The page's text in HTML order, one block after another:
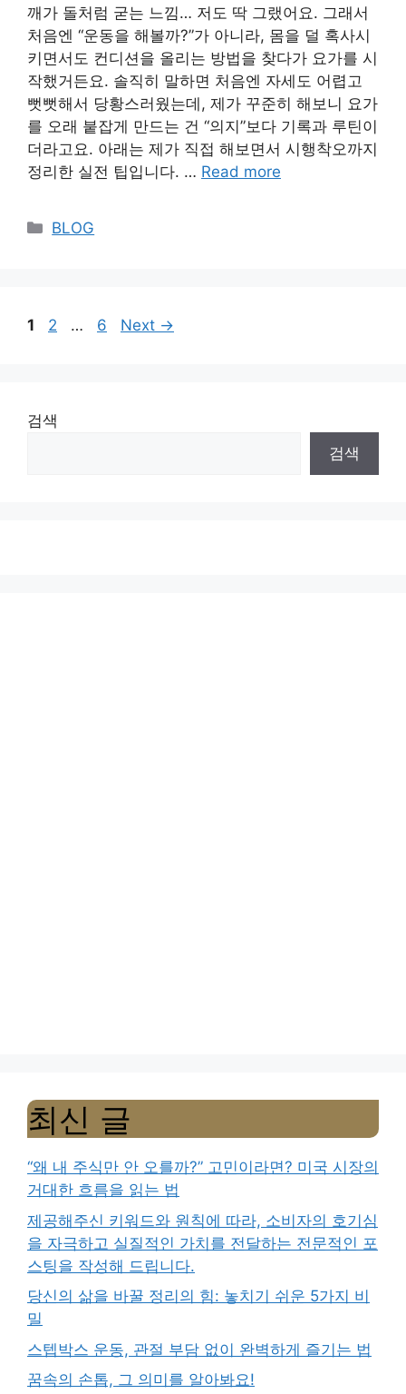
깨가 돌처럼 굳는 느낌… 저도 딱 그랬어요. 그래서
처음엔 “운동을 해볼까?”가 아니라, 몸을 덜 혹사시
키면서도 컨디션을 올리는 방법을 찾다가 요가를 시
작했거든요. 솔직히 말하면 처음엔 자세도 어렵고
뻣뻣해서 당황스러웠는데, 제가 꾸준히 해보니 요가
를 오래 붙잡게 만드는 건 “의지”보다 기록과 루틴이
더라고요. 아래는 제가 직접 해보면서 시행착오까지
정리한 실전 팁입니다. … Read more
Categories
BLOG
Page
1 Page
2 … Page
6 Next →
검색
검색
최신 글
“왜 내 주식만 안 오를까?” 고민이라면? 미국 시장의
거대한 흐름을 읽는 법
제공해주신 키워드와 원칙에 따라, 소비자의 호기심
을 자극하고 실질적인 가치를 전달하는 전문적인 포
스팅을 작성해 드립니다.
당신의 삶을 바꿀 정리의 힘: 놓치기 쉬운 5가지 비
밀
스텝박스 운동, 관절 부담 없이 완벽하게 즐기는 법
꿈속의 손톱, 그 의미를 알아봐요!